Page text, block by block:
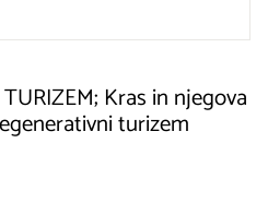
Kras in njegova
turizem